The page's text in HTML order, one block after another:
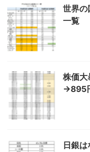
世界の
一覧
株価
→895
日銀